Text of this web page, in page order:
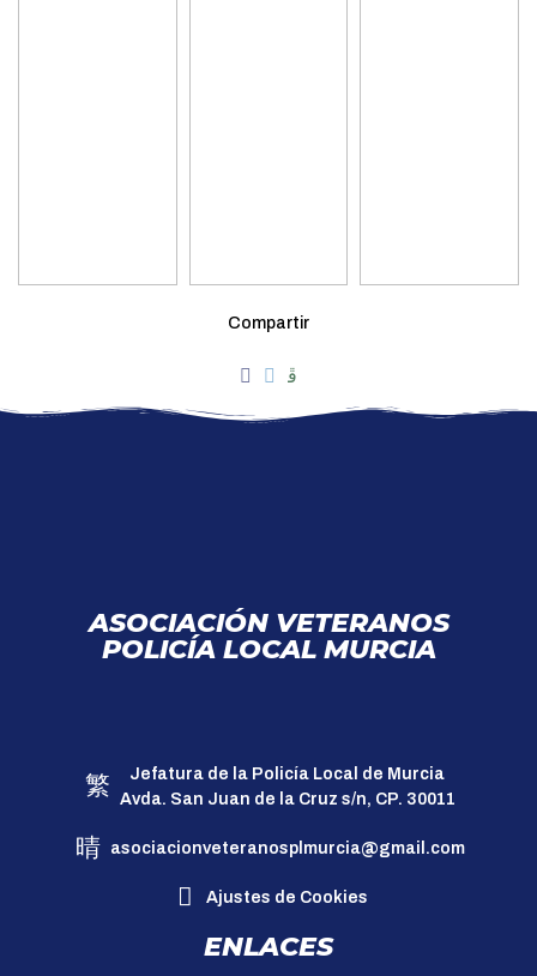
Compartir
ASOCIACIÓN VETERANOS
POLICÍA LOCAL MURCIA
Jefatura de la Policía Local de Murcia
Avda. San Juan de la Cruz s/n, CP. 30011
asociacionveteranosplmurcia@gmail.com
Ajustes de Cookies
ENLACES